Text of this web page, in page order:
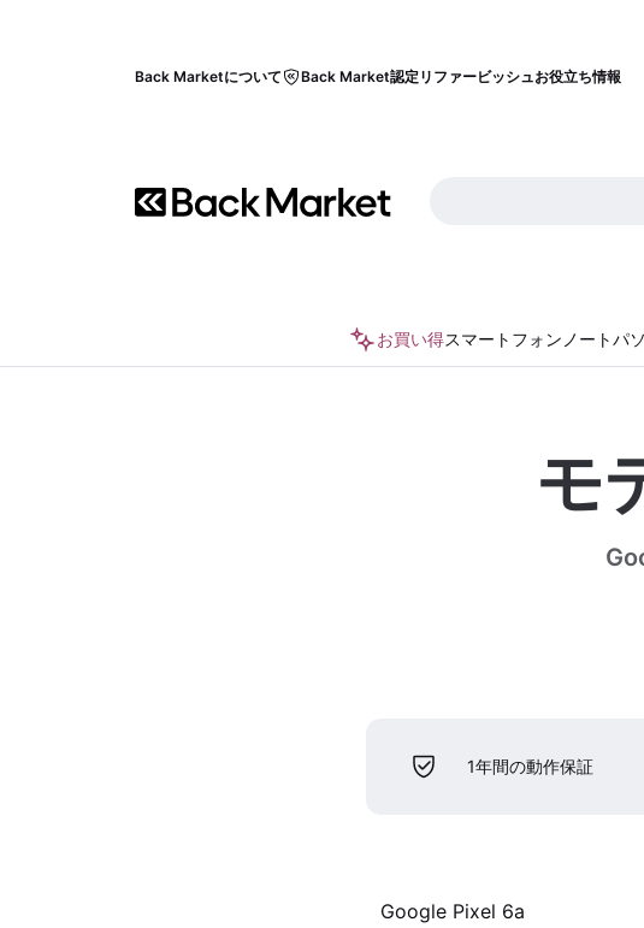
Back Marketについて Back Market認定リファービッシュお役立ち情報
お買い得スマートフォン ノートパ
モ
1年間の動作保証
Google Pixel 6a